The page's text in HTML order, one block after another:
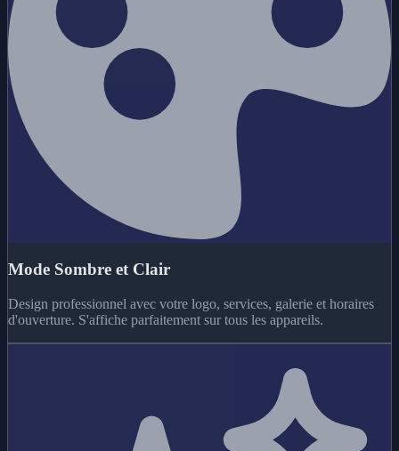
Mode Sombre et Clair
Design professionnel avec votre logo, services, galerie et horaires
d'ouverture. S'affiche parfaitement sur tous les appareils.